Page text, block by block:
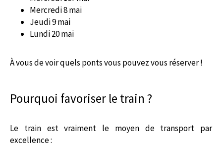
Mercredi 8 mai
Jeudi 9 mai
Lundi 20 mai
À vous de voir quels ponts vous pouvez vous réserver !
Pourquoi favoriser le train ?
Le train est vraiment le moyen de transport par
excellence :